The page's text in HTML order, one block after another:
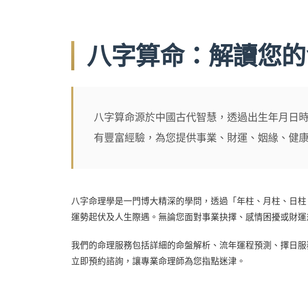
八字算命：解讀您
八字算命源於中國古代智慧，透過出生年月日
有豐富經驗，為您提供事業、財運、姻緣、健
八字命理學是一門博大精深的學問，透過「年柱、月柱、日
運勢起伏及人生際遇。無論您面對事業抉擇、感情困擾或財
我們的命理服務包括詳細的命盤解析、流年運程預測、擇日
立即預約諮詢，讓專業命理師為您指點迷津。